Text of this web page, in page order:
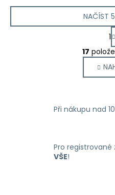
NAČÍST
1
17
Při nákupu nad
Pro registrované
VŠE!